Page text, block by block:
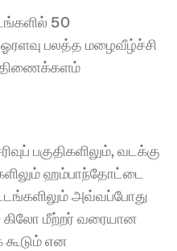
50
ஓரளவு பலத்த மழைவீழ்ச்சி
திணைக்களம்
பகுதிகளிலும், வடக்கு
ஹம்பாந்தோட்டை
அவ்வப்போது
கிலோ மீற்றர் வரையான
என